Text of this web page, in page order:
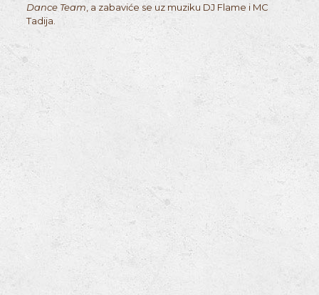
Dance Team , a zabaviće se uz muziku DJ Flame i MC
Tadija.